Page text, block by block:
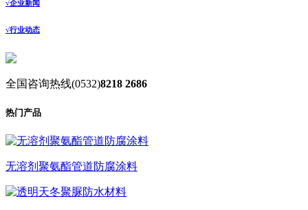
√企业新闻
√行业动态
全国咨询热线(0532)8218 2686
热门产品
无溶剂聚氨酯管道防腐涂料